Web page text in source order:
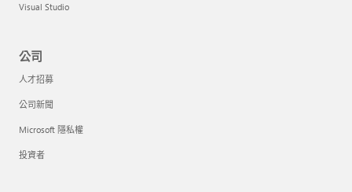
Visual Studio
公司
人才招募
公司新聞
Microsoft 隱私權
投資者